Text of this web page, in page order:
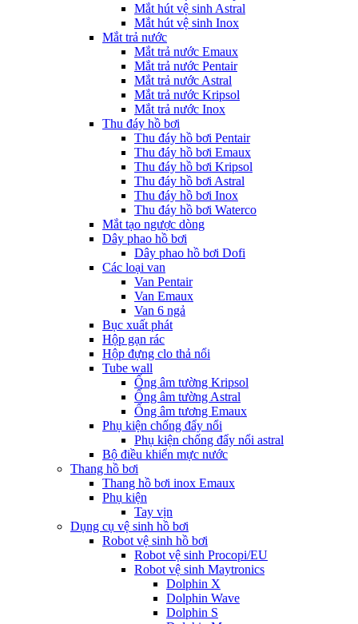
Mắt hút vệ sinh Astral
Mắt hút vệ sinh Inox
Mắt trả nước
Mắt trả nước Emaux
Mắt trả nước Pentair
Mắt trả nước Astral
Mắt trả nước Kripsol
Mắt trả nước Inox
Thu đáy hồ bơi
Thu đáy hồ bơi Pentair
Thu đáy hồ bơi Emaux
Thu đáy hồ bơi Kripsol
Thu đáy hồ bơi Astral
Thu đáy hồ bơi Inox
Thu đáy hồ bơi Waterco
Mắt tạo ngược dòng
Dây phao hồ bơi
Dây phao hồ bơi Dofi
Các loại van
Van Pentair
Van Emaux
Van 6 ngả
Bục xuất phát
Hộp gạn rác
Hộp đựng clo thả nổi
Tube wall
Ống âm tường Kripsol
Ống âm tường Astral
Ống âm tương Emaux
Phụ kiện chống đẩy nổi
Phụ kiện chống đẩy nổi astral
Bộ điều khiển mực nước
Thang hồ bơi
Thang hồ bơi inox Emaux
Phụ kiện
Tay vịn
Dụng cụ vệ sinh hồ bơi
Robot vệ sinh hồ bơi
Robot vệ sinh Procopi/EU
Robot vệ sinh Maytronics
Dolphin X
Dolphin Wave
Dolphin S